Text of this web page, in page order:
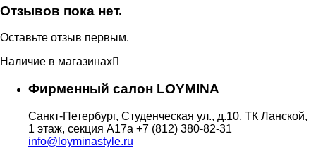
Отзывов пока нет.
Оставьте отзыв первым.
Наличие в магазинах
Фирменный салон LOYMINA
Санкт-Петербург, Студенческая ул., д.10, ТК Ланской,
1 этаж, секция А17а +7 (812) 380-82-31
info@loyminastyle.ru